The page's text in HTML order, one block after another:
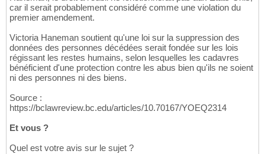
car il serait probablement considéré comme une violation du
premier amendement.
Victoria Haneman soutient qu'une loi sur la suppression des
données des personnes décédées serait fondée sur les lois
régissant les restes humains, selon lesquelles les cadavres
bénéficient d'une protection contre les abus bien qu'ils ne soient
ni des personnes ni des biens.
Source :
https://bclawreview.bc.edu/articles/10.70167/YOEQ2314
Et vous ?
Quel est votre avis sur le sujet ?